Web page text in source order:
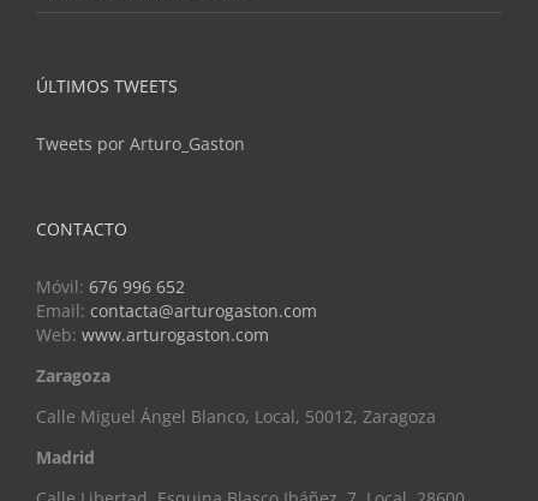
ÚLTIMOS TWEETS
Tweets por Arturo_Gaston
CONTACTO
Móvil: 676 996 652
Email: contacta@arturogaston.com
Web: www.arturogaston.com
Zaragoza
Calle Miguel Ángel Blanco, Local, 50012, Zaragoza
Madrid